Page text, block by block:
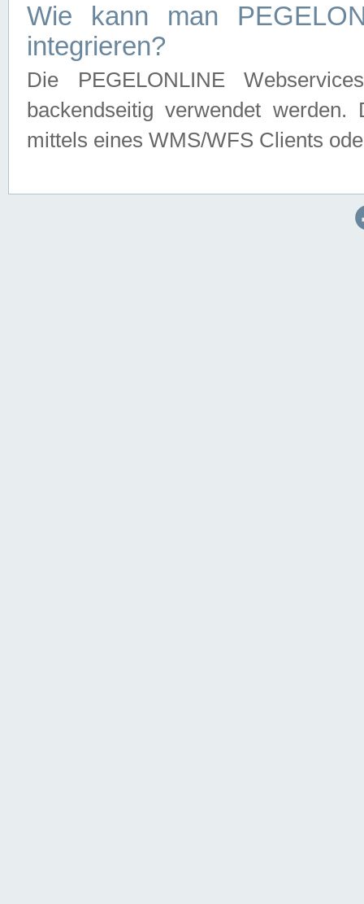
Wie kann man
integrieren?
Die PEGELONLINE
backendseitig verwendet
mittels eines WMS/WFS Clients